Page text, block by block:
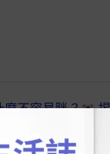
麼不容易胖？